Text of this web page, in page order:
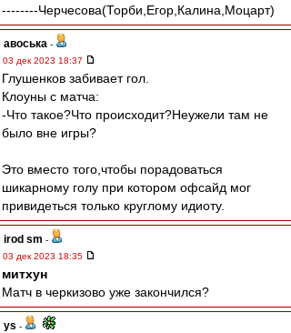
‐-------Черчесова(Торби,Егор,Калина,Моцарт)
авоська -
03 дек 2023 18:37
Глушенков забивает гол.
Клоуны с матча:
-Что такое?Что происходит?Неужели там не
было вне игры?
Это вместо того,чтобы порадоваться
шикарному голу при котором офсайд мог
привидеться только круглому идиоту.
irod sm -
03 дек 2023 18:35
митхун
Матч в черкизово уже закончился?
ys -